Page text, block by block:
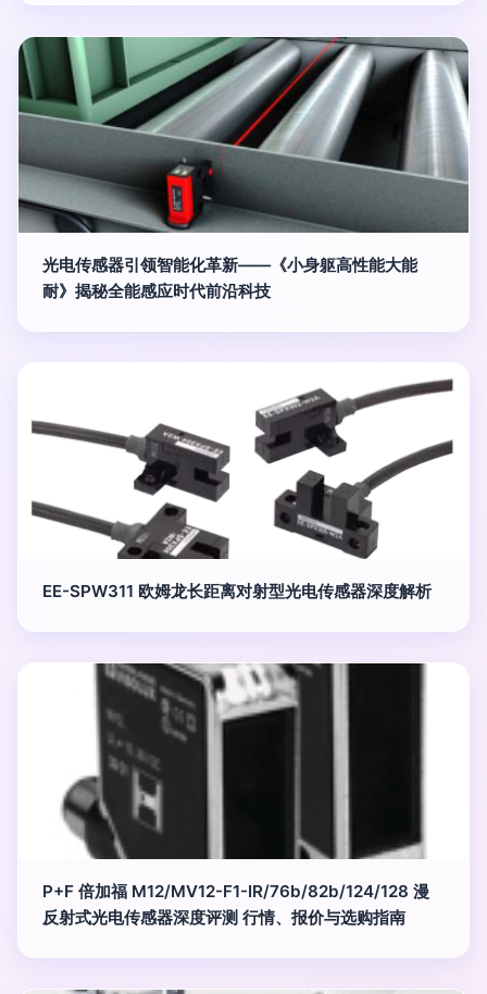
光电传感器引领智能化革新——《小身躯高性能大能
耐》揭秘全能感应时代前沿科技
EE-SPW311 欧姆龙长距离对射型光电传感器深度解析
P+F 倍加福 M12/MV12-F1-IR/76b/82b/124/128 漫
反射式光电传感器深度评测 行情、报价与选购指南